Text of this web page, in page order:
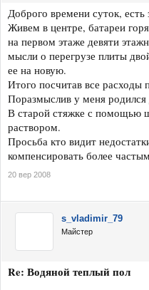
Доброго времени суток, есть
Живем в центре, батареи
на первом этаже девяти
мысли о перегрузе плиты
ее на новую.
Итого посчитав все расходы
Поразмыслив у меня
В старой стяжке с помощью
раствором.
Просьба кто видит
компенсировать более
20 вер 2008
s_vladimir_79
Майстер
Re: Водяной теплый пол